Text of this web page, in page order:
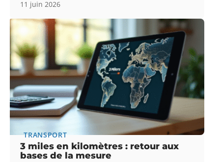
11 juin 2026
TRANSPORT
3 miles en kilomètres : retour aux
bases de la mesure